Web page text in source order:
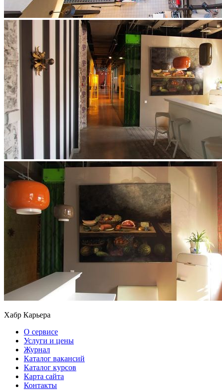
Хабр Карьера
О сервисе
Услуги и цены
Журнал
Каталог вакансий
Каталог курсов
Карта сайта
Контакты